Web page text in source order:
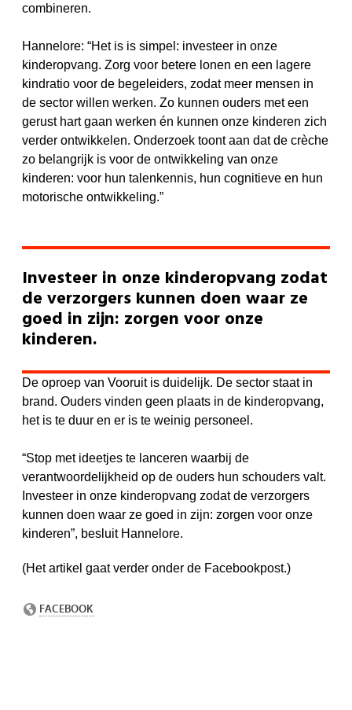
combineren.
Hannelore: “Het is is simpel: investeer in onze
kinderopvang. Zorg voor betere lonen en een lagere
kindratio voor de begeleiders, zodat meer mensen in
de sector willen werken. Zo kunnen ouders met een
gerust hart gaan werken én kunnen onze kinderen zich
verder ontwikkelen. Onderzoek toont aan dat de crèche
zo belangrijk is voor de ontwikkeling van onze
kinderen: voor hun talenkennis, hun cognitieve en hun
motorische ontwikkeling.”
Investeer in onze kinderopvang zodat
de verzorgers kunnen doen waar ze
goed in zijn: zorgen voor onze
kinderen.
De oproep van Vooruit is duidelijk. De sector staat in
brand. Ouders vinden geen plaats in de kinderopvang,
het is te duur en er is te weinig personeel.
“Stop met ideetjes te lanceren waarbij de
verantwoordelijkheid op de ouders hun schouders valt.
Investeer in onze kinderopvang zodat de verzorgers
kunnen doen waar ze goed in zijn: zorgen voor onze
kinderen”, besluit Hannelore.
(Het artikel gaat verder onder de Facebookpost.)